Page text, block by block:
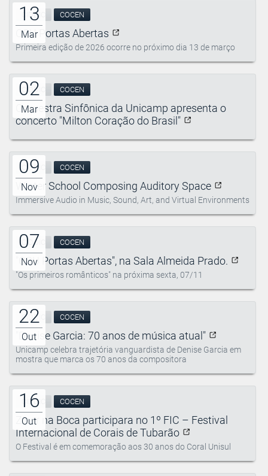
13
Mar
CIDDIC COCEN
OSU Portas Abertas
Primeira edição de 2026 ocorre no próximo dia 13 de março
02
Mar
CIDDIC COCEN
Orquestra Sinfônica da Unicamp apresenta o
concerto "Milton Coração do Brasil"
09
Nov
CIDDIC COCEN
Winter School Composing Auditory Space
Immersive Audio in Music, Sound, Art, and Virtual Environments
07
Nov
CIDDIC COCEN
"OSU Portas Abertas", na Sala Almeida Prado.
"Os primeiros românticos" na próxima sexta, 07/11
22
Out
CIDDIC COCEN
"Denise Garcia: 70 anos de música atual"
Unicamp celebra trajetória vanguardista de Denise Garcia em
mostra que marca os 70 anos da compositora
16
Out
CIDDIC COCEN
Zíper na Boca participara no 1º FIC – Festival
Internacional de Corais de Tubarão
O Festival é em comemoração aos 30 anos do Coral Unisul